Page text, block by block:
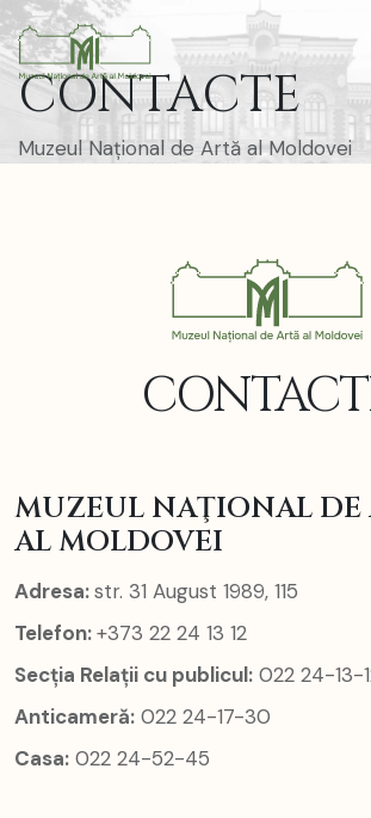
CONTACTE
Muzeul Național de Artă al Moldovei
MUZEUL NAŢIONAL DE
AL MOLDOVEI
Adresa:str. 31 August 1989, 115
Telefon:+373 22 24 13 12
Secția Relații cu publicul: 022 24-13-
Anticameră: 022 24-17-30
Casa: 022 24-52-45